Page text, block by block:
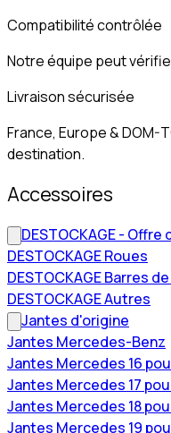
Compatibilité contrôlée
Notre équipe peut
Livraison sécurisée
France, Europe & DOM-
destination.
Accessoires
DESTOCKAGE - Offre
DESTOCKAGE Roues
DESTOCKAGE Barres
DESTOCKAGE Autres
Jantes d'origine
Jantes Mercedes-Benz
Jantes Mercedes 16
Jantes Mercedes 17
Jantes Mercedes 18
Jantes Mercedes 19